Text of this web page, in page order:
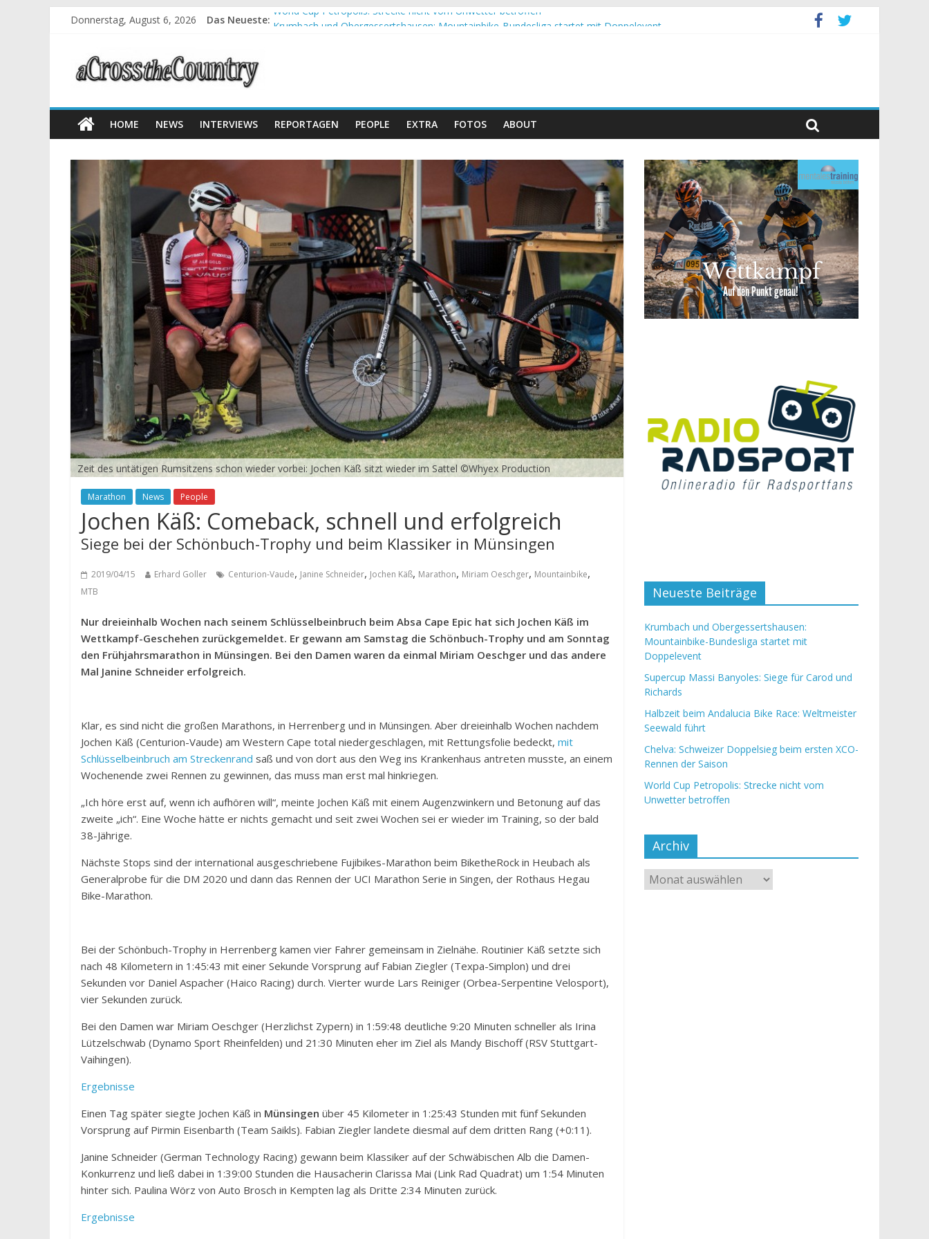
Donnerstag, August 6, 2026 Das Neueste: World Cup Petropolis: Strecke nicht vom Unwetter betroffen
HOME NEWS INTERVIEWS REPORTAGEN PEOPLE EXTRA FOTOS ABOUT
Zeit des untätigen Rumsitzens schon wieder vorbei: Jochen Käß sitzt wieder im Sattel ©Whyex Production
Marathon News People
Jochen Käß: Comeback, schnell und erfolgreich
Siege bei der Schönbuch-Trophy und beim Klassiker in Münsingen
2019/04/15 Erhard Goller Centurion-Vaude, Janine Schneider, Jochen Käß, Marathon, Miriam Oeschger, Mountainbike,
MTB
Nur dreieinhalb Wochen nach seinem Schlüsselbeinbruch beim Absa Cape Epic hat sich Jochen Käß im
Wettkampf-Geschehen zurückgemeldet. Er gewann am Samstag die Schönbuch-Trophy und am Sonntag
den Frühjahrsmarathon in Münsingen. Bei den Damen waren da einmal Miriam Oeschger und das andere
Mal Janine Schneider erfolgreich.
Klar, es sind nicht die großen Marathons, in Herrenberg und in Münsingen. Aber dreieinhalb Wochen nachdem
Jochen Käß (Centurion-Vaude) am Western Cape total niedergeschlagen, mit Rettungsfolie bedeckt, mit
Schlüsselbeinbruch am Streckenrand saß und von dort aus den Weg ins Krankenhaus antreten musste, an einem
Wochenende zwei Rennen zu gewinnen, das muss man erst mal hinkriegen.
„Ich höre erst auf, wenn ich aufhören will“, meinte Jochen Käß mit einem Augenzwinkern und Betonung auf das
zweite „ich“. Eine Woche hätte er nichts gemacht und seit zwei Wochen sei er wieder im Training, so der bald
38-Jährige.
Nächste Stops sind der international ausgeschriebene Fujibikes-Marathon beim BiketheRock in Heubach als
Generalprobe für die DM 2020 und dann das Rennen der UCI Marathon Serie in Singen, der Rothaus Hegau
Bike-Marathon.
Bei der Schönbuch-Trophy in Herrenberg kamen vier Fahrer gemeinsam in Zielnähe. Routinier Käß setzte sich
nach 48 Kilometern in 1:45:43 mit einer Sekunde Vorsprung auf Fabian Ziegler (Texpa-Simplon) und drei
Sekunden vor Daniel Aspacher (Haico Racing) durch. Vierter wurde Lars Reiniger (Orbea-Serpentine Velosport),
vier Sekunden zurück.
Bei den Damen war Miriam Oeschger (Herzlichst Zypern) in 1:59:48 deutliche 9:20 Minuten schneller als Irina
Lützelschwab (Dynamo Sport Rheinfelden) und 21:30 Minuten eher im Ziel als Mandy Bischoff (RSV Stuttgart-
Vaihingen).
Ergebnisse
Einen Tag später siegte Jochen Käß in Münsingen über 45 Kilometer in 1:25:43 Stunden mit fünf Sekunden
Vorsprung auf Pirmin Eisenbarth (Team Saikls). Fabian Ziegler landete diesmal auf dem dritten Rang (+0:11).
Janine Schneider (German Technology Racing) gewann beim Klassiker auf der Schwäbischen Alb die Damen-
Konkurrenz und ließ dabei in 1:39:00 Stunden die Hausacherin Clarissa Mai (Link Rad Quadrat) um 1:54 Minuten
hinter sich. Paulina Wörz von Auto Brosch in Kempten lag als Dritte 2:34 Minuten zurück.
Ergebnisse
Neueste Beiträge
Krumbach und Obergessertshausen:
Mountainbike-Bundesliga startet mit
Doppelevent
Supercup Massi Banyoles: Siege für Carod und
Richards
Halbzeit beim Andalucia Bike Race: Weltmeister
Seewald führt
Chelva: Schweizer Doppelsieg beim ersten XCO-
Rennen der Saison
World Cup Petropolis: Strecke nicht vom
Unwetter betroffen
Archiv